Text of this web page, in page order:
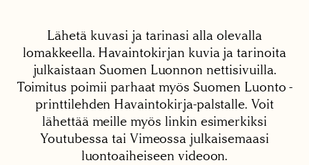
Lähetä kuvasi ja tarinasi alla olevalla
lomakkeella. Havaintokirjan kuvia ja tarinoita
julkaistaan Suomen Luonnon nettisivuilla.
Toimitus poimii parhaat myös Suomen Luonto -
printtilehden Havaintokirja-palstalle. Voit
lähettää meille myös linkin esimerkiksi
Youtubessa tai Vimeossa julkaisemaasi
luontoaiheiseen videoon.